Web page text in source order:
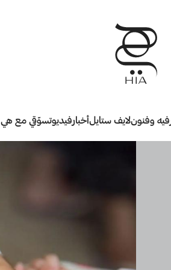
وفنونلايف ستايلأخبارفيديوتسوّقي مع هي